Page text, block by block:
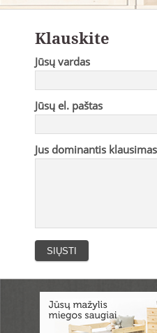
Klauskite
Jūsų vardas
Jūsų el. paštas
Jus dominantis klausimas